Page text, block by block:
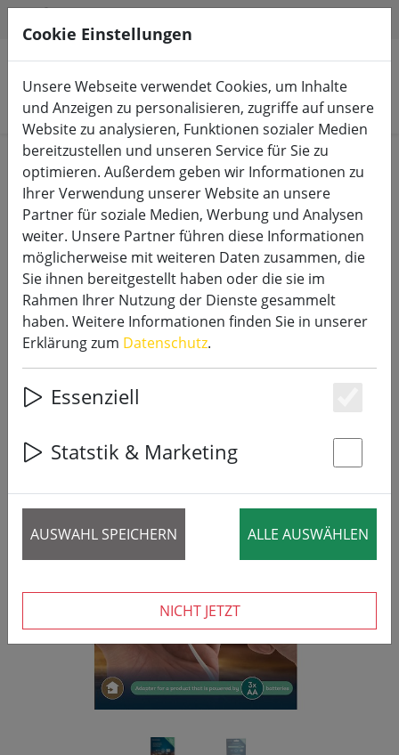
Produkte suchen
Start Zubehör
Kaemingk Lumineo
Batterieadapter 3 x AA 4.5 Volt
‹ ›
Cookie Einstellungen
Unsere Webseite verwendet Cookies, um Inhalte
und Anzeigen zu personalisieren, zugriffe auf unsere
Website zu analysieren, Funktionen sozialer Medien
bereitzustellen und unseren Service für Sie zu
optimieren. Außerdem geben wir Informationen zu
Ihrer Verwendung unserer Website an unsere
Partner für soziale Medien, Werbung und Analysen
weiter. Unsere Partner führen diese Informationen
möglicherweise mit weiteren Daten zusammen, die
Sie ihnen bereitgestellt haben oder die sie im
Rahmen Ihrer Nutzung der Dienste gesammelt
haben. Weitere Informationen finden Sie in unserer
Erklärung zum Datenschutz.
Essenziell
Statstik & Marketing
AUSWAHL SPEICHERN ALLE AUSWÄHLEN
NICHT JETZT